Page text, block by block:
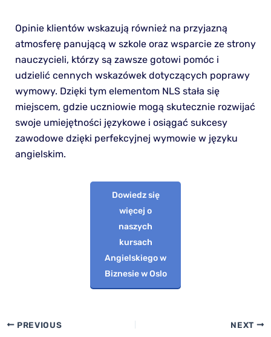
Opinie klientów wskazują również na przyjazną
atmosferę panującą w szkole oraz wsparcie ze strony
nauczycieli, którzy są zawsze gotowi pomóc i
udzielić cennych wskazówek dotyczących poprawy
wymowy. Dzięki tym elementom NLS stała się
miejscem, gdzie uczniowie mogą skutecznie rozwijać
swoje umiejętności językowe i osiągać sukcesy
zawodowe dzięki perfekcyjnej wymowie w języku
angielskim.
Dowiedz się
więcej o
naszych
kursach
Angielskiego w
Biznesie w Oslo
PREVIOUS NEXT